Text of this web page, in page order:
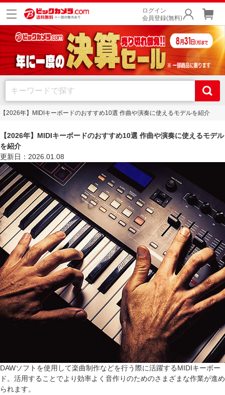
ログイン
会員登録(無料)
【2026年】MIDIキーボードのおすすめ10選 作曲や演奏に使えるモデルを紹介
【2026年】MIDIキーボードのおすすめ10選 作曲や演奏に使えるモデル
を紹介
更新日：2026.01.08
DAWソフトを使用して楽曲制作などを行う際に活躍するMIDIキーボー
ド。活用することでより効率よく音作りのためのさまざまな作業が進め
られます。